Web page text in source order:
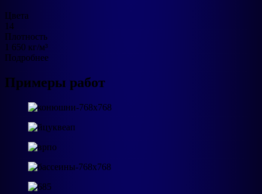
Цвета
14
Плотность
1 650 кг/м³
Подробнее
Примеры работ